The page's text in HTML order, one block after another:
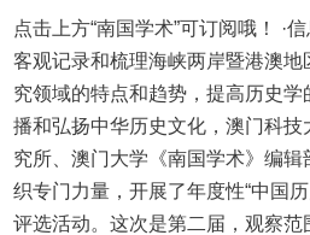
点击上方“南国学术”可订阅哦！ ·
客观记录和梳理海峡两岸暨港澳地
究领域的特点和趋势，提高历史学
播和弘扬中华历史文化，澳门科技
究所、澳门大学《南国学术》编辑
织专门力量，开展了年度性“中国
评选活动。这次是第二届，观察范